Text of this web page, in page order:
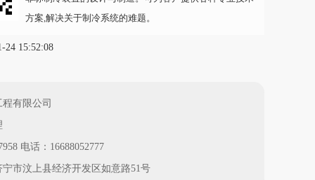
方案,解决关于制冷系统的难题。
24 15:52:08
有限公司
电话：16688052777
市汶上县经济开发区如意路51号